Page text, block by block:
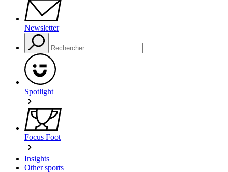
Newsletter
Spotlight
Focus Foot
Insights
Other sports